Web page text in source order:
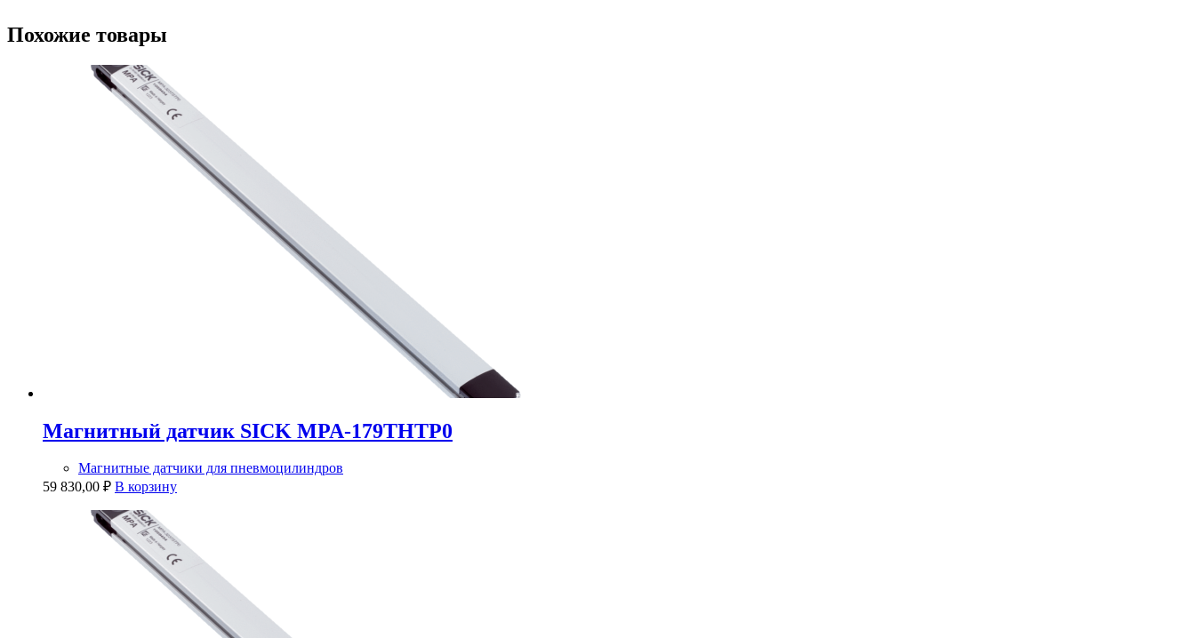
Похожие товары
Магнитный датчик SICK MPA-179THTP0
Магнитные датчики для пневмоцилиндров
59 830,00 ₽ В корзину